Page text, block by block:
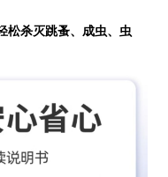
松杀灭跳蚤、成虫、虫